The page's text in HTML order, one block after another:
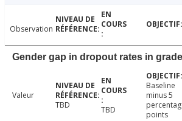
Observation
Gender gap in dropout rates in
Valeur
TBD
TBD
Baseline
minus 5
points